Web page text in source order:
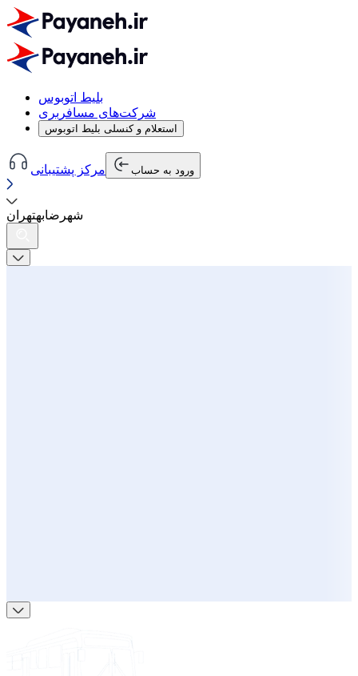
بلیط اتوبوس
شرکت‌های مسافربری
استعلام و کنسلی بلیط اتوبوس
مرکز پشتیبانی ورود به حساب
شهرضابهتهران